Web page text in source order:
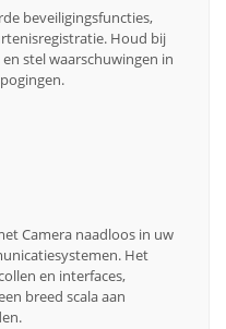
beveiligingsfuncties,
Houd bij
stel waarschuwingen in
Camera naadloos in uw
Het
en interfaces,
breed scala aan